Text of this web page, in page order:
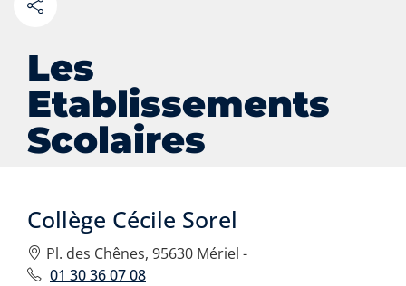
Partager
sociaux
Les
Etablissements
Scolaires
Collège Cécile Sorel
Pl. des Chênes, 95630 Mériel -
01 30 36 07 08